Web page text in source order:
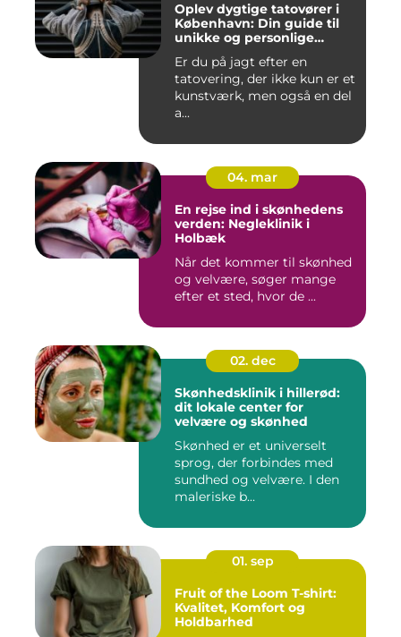
Oplev dygtige tatovører i
København: Din guide til
unikke og personlige
Er du på jagt efter en
tatovering, der ikke kun er et
kunstværk, men også en del
a...
04. mar
En rejse ind i skønhedens
verden: Negleklinik i
Holbæk
Når det kommer til skønhed
og velvære, søger mange
efter et sted, hvor de ...
02. dec
Skønhedsklinik i hillerød:
dit lokale center for
velvære og skønhed
Skønhed er et universelt
sprog, der forbindes med
sundhed og velvære. I den
maleriske b...
01. sep
Fruit of the Loom T-shirt:
Kvalitet, Komfort og
Holdbarhed